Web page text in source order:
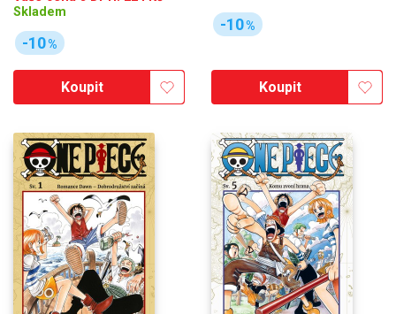
Skladem
-10%
Koupit
-10%
Koupit